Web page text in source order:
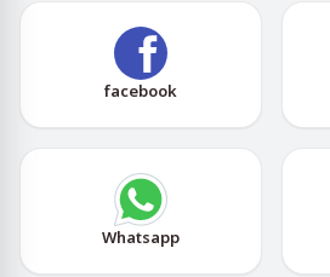
facebook
Whatsapp